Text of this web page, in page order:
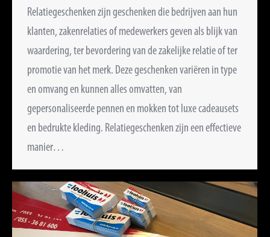
Relatiegeschenken zijn geschenken die bedrijven aan hun
klanten, zakenrelaties of medewerkers geven als blijk van
waardering, ter bevordering van de zakelijke relatie of ter
promotie van het merk. Deze geschenken variëren in type
en omvang en kunnen alles omvatten, van
gepersonaliseerde pennen en mokken tot luxe cadeausets
en bedrukte kleding. Relatiegeschenken zijn een effectieve
manier…